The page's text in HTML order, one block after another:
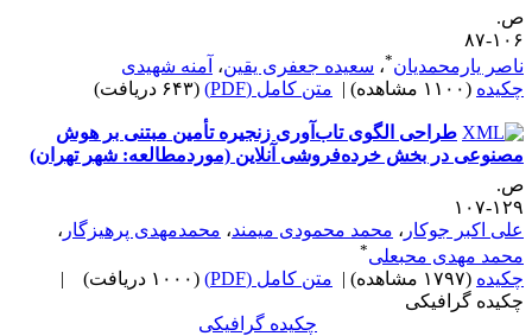
۸۷
یارمحمدیان *،سعیده جعفری یقین،آمنه شهیدی
(۱۱۰۰ مشاهده) | متن کامل (PDF) (۶۴۳ دریافت)
طراحی الگوی تاب‌آوری زنجیره تأمین مبتنی بر هوش
در بخش خرده‌فروشی آنلاین (موردمطالعه: شهر تهران)
۱۰۷
اکبر جوکار، محمد محمودی میمند،محمدمهدی پرهیزگار،
مهدی محبعلی
(۱۷۹۷ مشاهده) | متن کامل (PDF) (۱۰۰۰ دریافت)
|
گرافیکی
چکیده گرافیکی